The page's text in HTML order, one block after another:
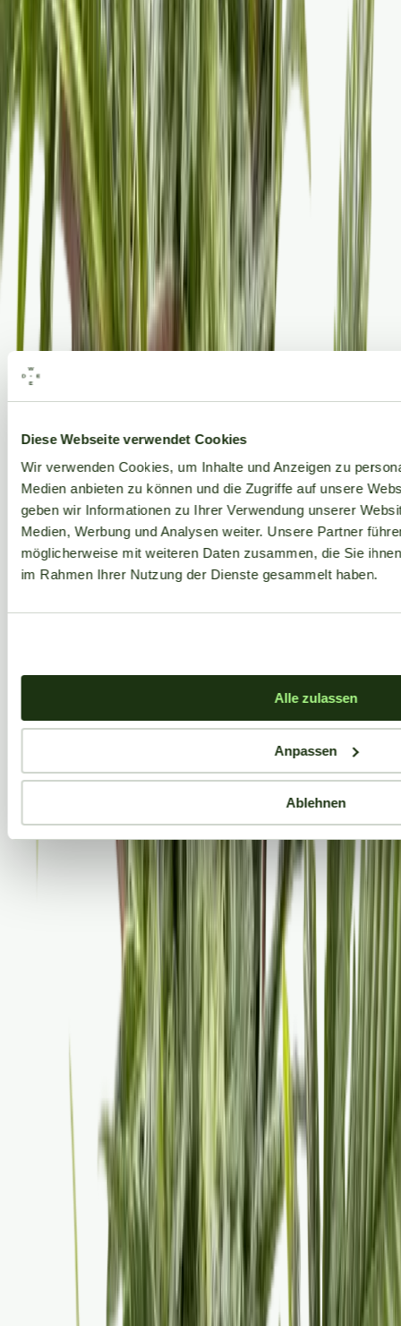
Diese Webseite verwendet Cookies
Wir verwenden Cookies, um Inhalte und Anzeigen zu
Medien anbieten zu können und die Zugriffe auf unsere
geben wir Informationen zu Ihrer Verwendung unserer
Medien, Werbung und Analysen weiter. Unsere Partner
möglicherweise mit weiteren Daten zusammen, die Sie
im Rahmen Ihrer Nutzung der Dienste gesammelt haben.
Alle zulassen
Anpassen
Ablehnen